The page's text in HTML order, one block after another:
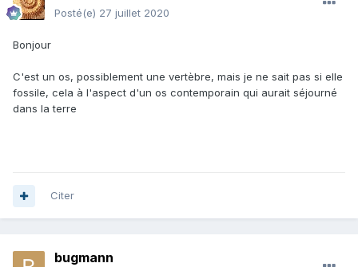
Posté(e) 27 juillet 2020
Bonjour
C'est un os, possiblement une vertèbre, mais je ne sait pas si elle
fossile, cela à l'aspect d'un os contemporain qui aurait séjourné
dans la terre
Citer
bugmann